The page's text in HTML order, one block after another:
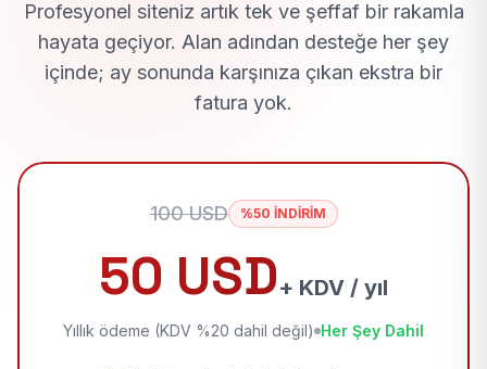
Profesyonel siteniz artık tek ve şeffaf bir rakamla
hayata geçiyor. Alan adından desteğe her şey
içinde; ay sonunda karşınıza çıkan ekstra bir
fatura yok.
100 USD %50 İNDİRİM
50 USD+ KDV / yıl
Yıllık ödeme (KDV %20 dahil değil) Her Şey Dahil